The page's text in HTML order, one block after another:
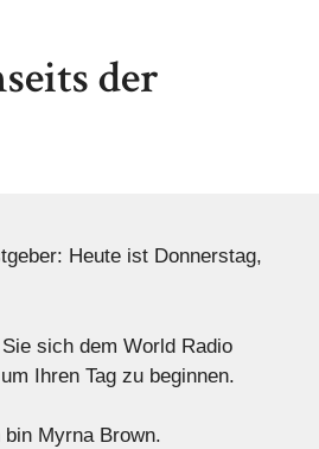
der
Heute ist Donnerstag,
sich dem World Radio
Ihren Tag zu beginnen.
Myrna Brown.